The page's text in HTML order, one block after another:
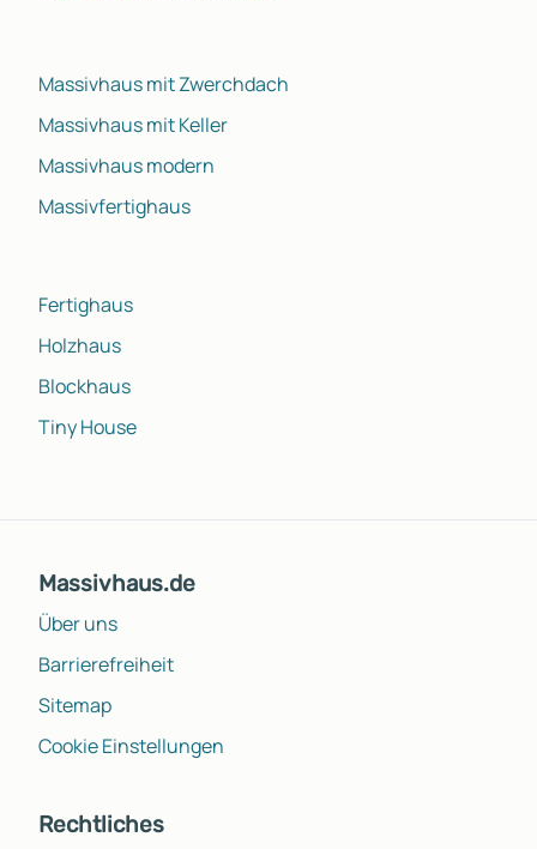
Massivhaus mit Zwerchdach
Massivhaus mit Keller
Massivhaus modern
Massivfertighaus
Fertighaus
Holzhaus
Blockhaus
Tiny House
Massivhaus.de
Über uns
Barrierefreiheit
Sitemap
Cookie Einstellungen
Rechtliches